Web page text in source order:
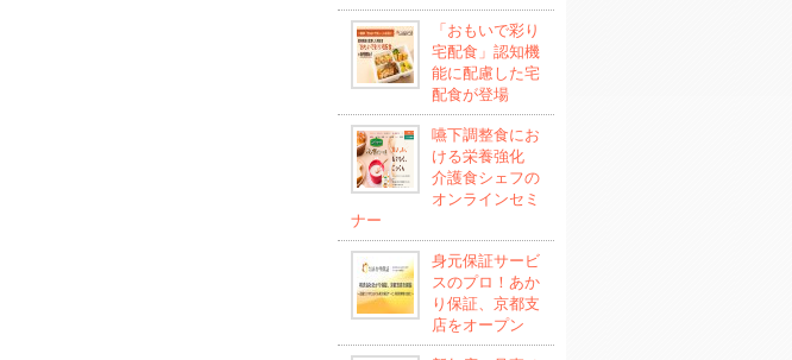
「おもいで彩り
宅配食」認知機
能に配慮した宅
配食が登場
嚥下調整食にお
ける栄養強化
介護食シェフの
オンラインセミ
ナー
身元保証サービ
スのプロ！あか
り保証、京都支
店をオープン